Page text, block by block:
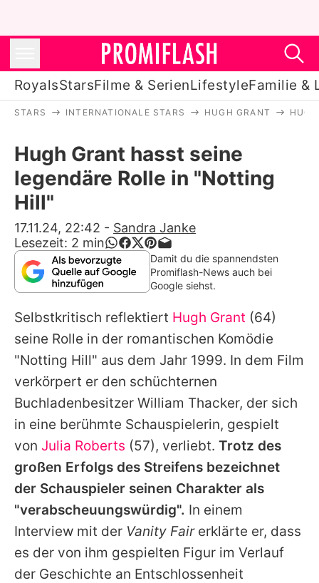
RoyalsStarsFilme & SerienLifestyleFamilie &
Stars
Filme & Serien
Lifestyle
Familie & Liebe
Promiflash Exklusiv
Alle Themen auf Promiflash
Jobs
App runterladen
Team
Redaktionelle Richtlinien
Impressum
Datenschutzerklärung
Nutzungsbedingungen
Utiq verwalten
STARS INTERNATIONALE STARS HUGH GRANT
Hugh Grant hasst seine
legendäre Rolle in "Notting
Hill"
17.11.24, 22:42 - Sandra Janke
Lesezeit: 2 min
Damit du die spannendsten
Promiflash-News auch bei
Google siehst.
Selbstkritisch reflektiert Hugh Grant (64)
seine Rolle in der romantischen Komödie
"Notting Hill" aus dem Jahr 1999. In dem Film
verkörpert er den schüchternen
Buchladenbesitzer William Thacker, der sich
in eine berühmte Schauspielerin, gespielt
von Julia Roberts (57), verliebt. Trotz des
großen Erfolgs des Streifens bezeichnet
der Schauspieler seinen Charakter als
"verabscheuungswürdig". In einem
Interview mit der Vanity Fairerklärte er, dass
es der von ihm gespielten Figur im Verlauf
der Geschichte an Entschlossenheit